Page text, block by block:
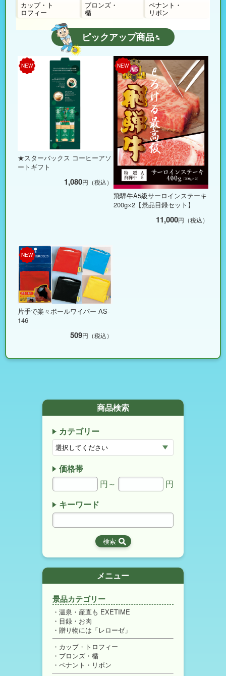
カップ・ト
ロフィー
ブロンズ・
楯
ペナント・
リボン
ピックアップ商品
NEW
★スターバックス コーヒーアソ
ートギフト
1,080円（税込）
NEW
飛騨牛A5級サーロインステーキ
200g×2【景品目録セット】
11,000円（税込）
NEW
片手で楽々ボールワイパー AS-
146
509円（税込）
商品検索
カテゴリー
価格帯
円～
円
キーワード
メニュー
景品カテゴリー
温泉・産直も EXETIME
目録・お肉
贈り物には「レローゼ」
カップ・トロフィー
ブロンズ・楯
ペナント・リボン